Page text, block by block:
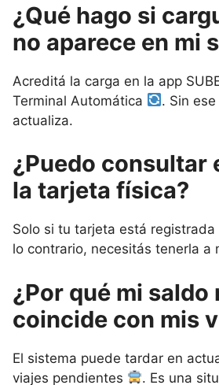
¿Qué hago si
no aparece en mi
Acreditá la carga en la app
Terminal Automática
. Sin
actualiza.
¿Puedo consultar
la tarjeta física?
Solo si tu tarjeta está registrada
lo contrario, necesitás tenerla a
¿Por qué mi saldo
coincide con mis
El sistema puede tardar en
viajes pendientes
. Es una